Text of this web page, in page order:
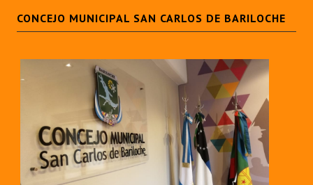
Entrega de distinciones
REFORMA DE LA CARTA ORGÁNICA
CONCEJO MUNICIPAL SAN CARLOS DE BARILOCHE